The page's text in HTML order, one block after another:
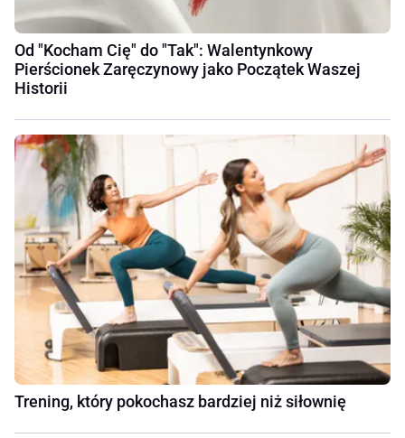
Od "Kocham Cię" do "Tak": Walentynkowy
Pierścionek Zaręczynowy jako Początek Waszej
Historii
Trening, który pokochasz bardziej niż siłownię